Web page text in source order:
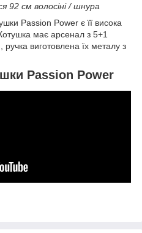
92 см волосіні / шнура
Passion Power є її висока
має арсенал з 5+1
ручка виготовлена їх металу з
Passion Power